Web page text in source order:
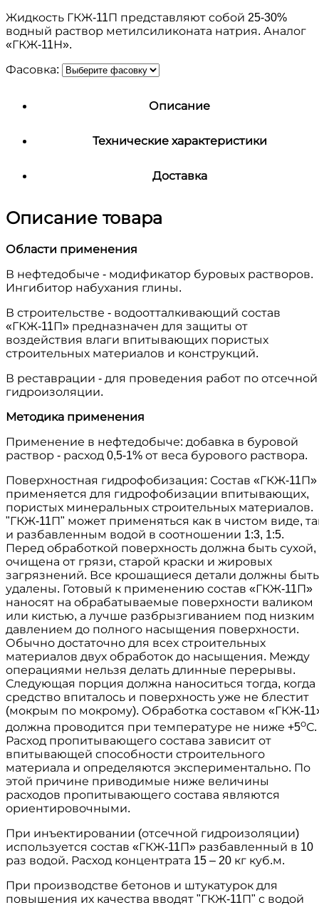
Жидкость ГКЖ-11П представляют собой 25-30%
водный раствор метилсиликоната натрия. Аналог
«ГКЖ-11Н».
Фасовка:
Описание
Технические характеристики
Доставка
Описание товара
Области применения
В нефтедобыче - модификатор буровых растворов.
Ингибитор набухания глины.
В строительстве - водоотталкивающий состав
«ГКЖ-11П» предназначен для защиты от
воздействия влаги впитывающих пористых
строительных материалов и конструкций.
В реставрации - для проведения работ по отсечной
гидроизоляции.
Методика применения
Применение в нефтедобыче: добавка в буровой
раствор - расход 0,5-1% от веса бурового раствора.
Поверхностная гидрофобизация: Состав «ГКЖ-11П»
применяется для гидрофобизации впитывающих,
пористых минеральных строительных материалов.
"ГКЖ-11П" может применяться как в чистом виде,
и разбавленным водой в соотношении 1:3, 1:5.
Перед обработкой поверхность должна быть сухой,
очищена от грязи, старой краски и жировых
загрязнений. Все крошащиеся детали должны быть
удалены. Готовый к применению состав «ГКЖ-11П»
наносят на обрабатываемые поверхности валиком
или кистью, а лучше разбрызгиванием под низким
давлением до полного насыщения поверхности.
Обычно достаточно для всех строительных
материалов двух обработок до насыщения. Между
операциями нельзя делать длинные перерывы.
Следующая порция должна наноситься тогда, когда
средство впиталось и поверхность уже не блестит
(мокрым по мокрому). Обработка составом «ГКЖ-
должна проводится при температуре не ниже +5оС.
Расход пропитывающего состава зависит от
впитывающей способности строительного
материала и определяются экспериментально. По
этой причине приводимые ниже величины
расходов пропитывающего состава являются
ориентировочными.
При инъектировании (отсечной гидроизоляции)
используется состав «ГКЖ-11П» разбавленный в 10
раз водой. Расход концентрата 15 – 20 кг куб.м.
При производстве бетонов и штукатурок для
повышения их качества вводят "ГКЖ-11П" с водой